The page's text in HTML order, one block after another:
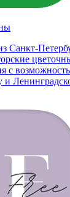
Санкт-
с
и